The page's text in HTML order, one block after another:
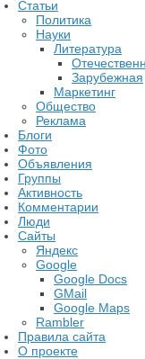
Статьи
Политика
Науки
Литература
Зарубежная
Маркетинг
Общество
Реклама
Блоги
Фото
Объявления
Группы
Активность
Комментарии
Люди
Сайты
Яндекс
Google
Google Docs
GMail
Google Maps
Rambler
Правила сайта
О проекте